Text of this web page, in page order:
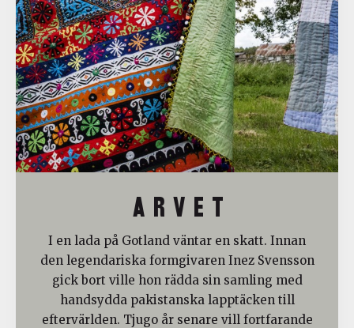
A R V E T
I en lada på Gotland väntar en skatt. Innan
den legendariska formgivaren Inez Svensson
gick bort ville hon rädda sin samling med
handsydda pakistanska lapptäcken till
eftervärlden. Tjugo år senare vill fortfarande